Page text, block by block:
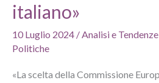
italiano»
10 Luglio 2024 /Analisi e
Politiche
«La scelta della Commissione